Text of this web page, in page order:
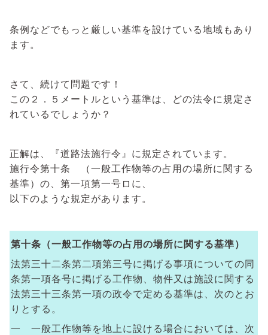
条例などでもっと厳しい基準を設けている地域もあり
ます。
さて、続けて問題です！
この２．５メートルという基準は、どの法令に規定さ
れているでしょうか？
正解は、『道路法施行令』に規定されています。
施行令第十条 （一般工作物等の占用の場所に関する
基準）の、第一項第一号ロに、
以下のような規定があります。
第十条（一般工作物等の占用の場所に関する基準）
法第三十二条第二項第三号に掲げる事項についての同
条第一項各号に掲げる工作物、物件又は施設に関する
法第三十三条第一項の政令で定める基準は、次のとお
りとする。
一 一般工作物等を地上に設ける場合においては、次